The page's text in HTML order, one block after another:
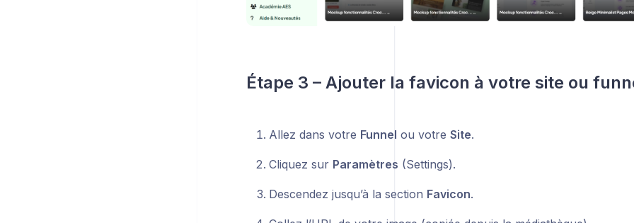
Étape 3 – Ajouter la favicon à votre site ou
Allez dans votre Funnel ou votre Site.
Cliquez sur Paramètres (Settings).
Descendez jusqu’à la section Favicon.